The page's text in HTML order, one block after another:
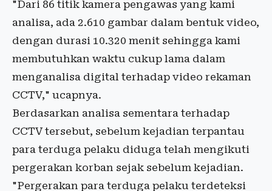
"Dari 86 titik kamera pengawas yang kami
analisa, ada 2.610 gambar dalam bentuk video,
dengan durasi 10.320 menit sehingga kami
membutuhkan waktu cukup lama dalam
menganalisa digital terhadap video rekaman
CCTV," ucapnya.
Berdasarkan analisa sementara terhadap
CCTV tersebut, sebelum kejadian terpantau
para terduga pelaku diduga telah mengikuti
pergerakan korban sejak sebelum kejadian.
"Pergerakan para terduga pelaku terdeteksi